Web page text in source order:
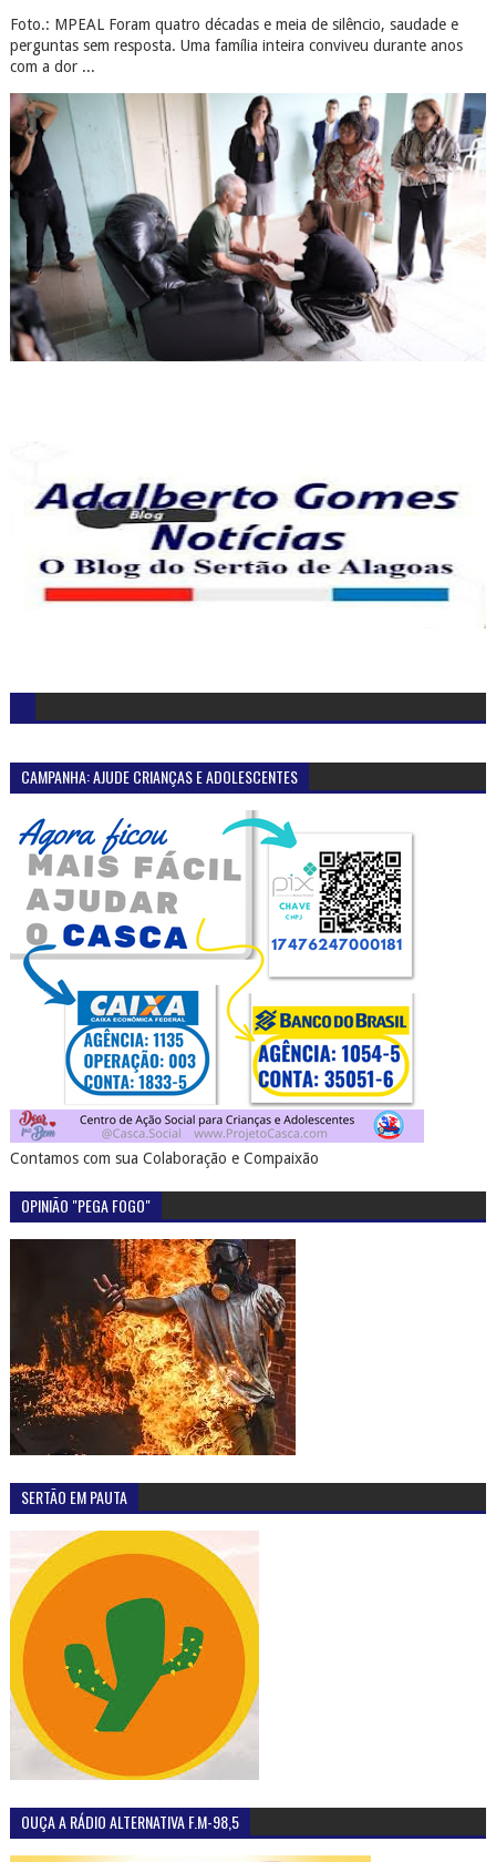
Foto.: MPEAL Foram quatro décadas e meia de silêncio, saudade e
perguntas sem resposta. Uma família inteira conviveu durante anos
com a dor ...
CAMPANHA: AJUDE CRIANÇAS E ADOLESCENTES
Contamos com sua Colaboração e Compaixão
OPINIÃO "PEGA FOGO"
SERTÃO EM PAUTA
OUÇA A RÁDIO ALTERNATIVA F.M-98,5